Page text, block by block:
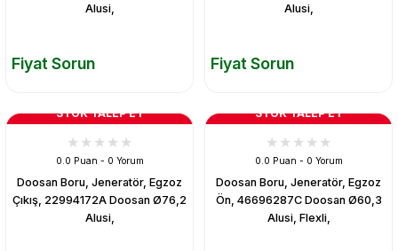
Alusi,
Fiyat Sorun
Alusi,
Fiyat Sorun
STOK TALEP ET
0.0 Puan - 0 Yorum
Doosan Boru, Jeneratör, Egzoz
Çıkış, 22994172A Doosan Ø76,2
Alusi,
STOK TALEP ET
0.0 Puan - 0 Yorum
Doosan Boru, Jeneratör, Egzoz
Ön, 46696287C Doosan Ø60,3
Alusi, Flexli,